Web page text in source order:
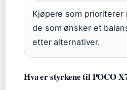
Kjøpere som
de som ønsker et
etter alternativer.
Hva er styrkene til POCO